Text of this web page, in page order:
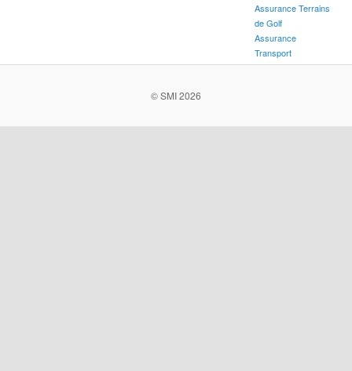
Assurance Terrains
de Golf
Assurance
Transport
© SMI 2026